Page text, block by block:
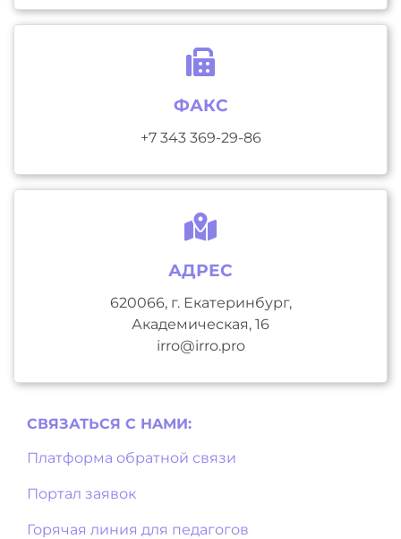
ФАКС
+7 343 369-29-86
АДРЕС
620066, г. Екатеринбург,
Академическая, 16
irro@irro.pro
СВЯЗАТЬСЯ С НAМИ:
Платформа обратной связи
Портал заявок
Горячая линия для педагогов